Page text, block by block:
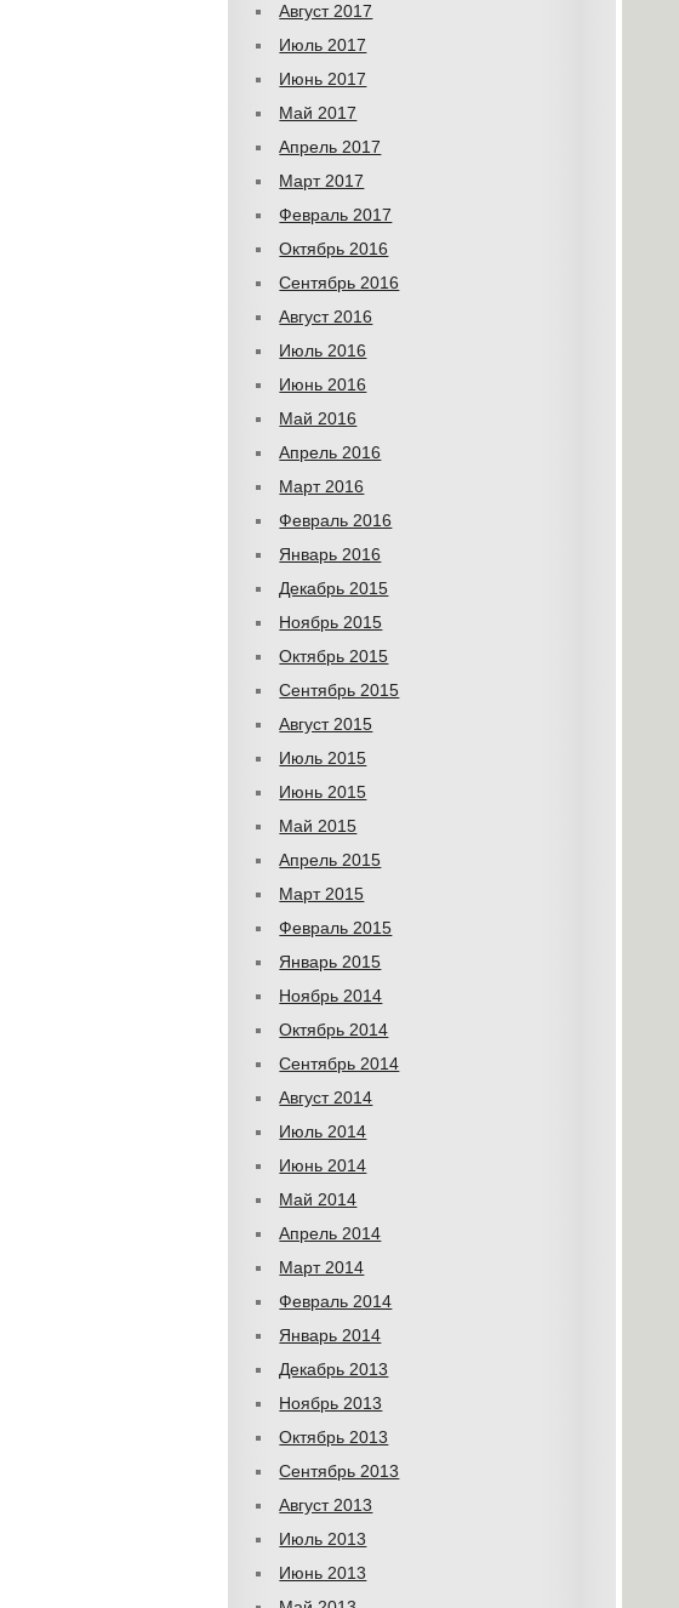
Август 2017
Июль 2017
Июнь 2017
Май 2017
Апрель 2017
Март 2017
Февраль 2017
Октябрь 2016
Сентябрь 2016
Август 2016
Июль 2016
Июнь 2016
Май 2016
Апрель 2016
Март 2016
Февраль 2016
Январь 2016
Декабрь 2015
Ноябрь 2015
Октябрь 2015
Сентябрь 2015
Август 2015
Июль 2015
Июнь 2015
Май 2015
Апрель 2015
Март 2015
Февраль 2015
Январь 2015
Ноябрь 2014
Октябрь 2014
Сентябрь 2014
Август 2014
Июль 2014
Июнь 2014
Май 2014
Апрель 2014
Март 2014
Февраль 2014
Январь 2014
Декабрь 2013
Ноябрь 2013
Октябрь 2013
Сентябрь 2013
Август 2013
Июль 2013
Июнь 2013